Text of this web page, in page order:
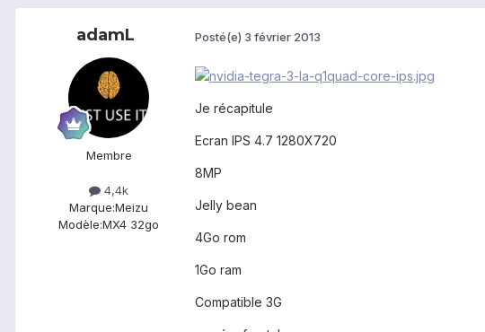
adamL
Membre
4,4k
Marque:Meizu
Modèle:MX4 32go
Posté(e) 3 février 2013
Je récapitule
Ecran IPS 4.7 1280X720
8MP
Jelly bean
4Go rom
1Go ram
Compatible 3G